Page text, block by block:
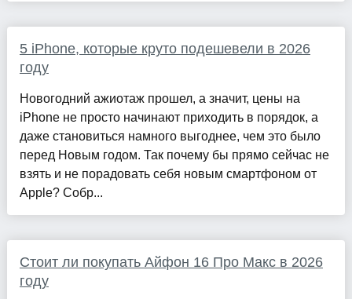
5 iPhone, которые круто подешевели в 2026
году
Новогодний ажиотаж прошел, а значит, цены на
iPhone не просто начинают приходить в порядок, а
даже становиться намного выгоднее, чем это было
перед Новым годом. Так почему бы прямо сейчас не
взять и не порадовать себя новым смартфоном от
Apple? Собр...
Стоит ли покупать Айфон 16 Про Макс в 2026
году